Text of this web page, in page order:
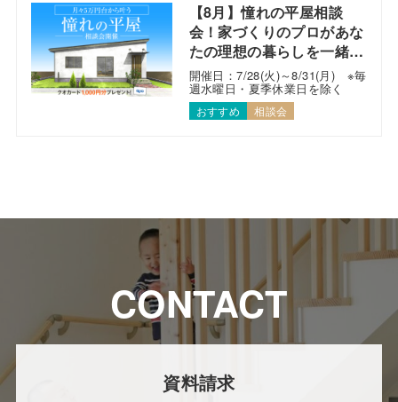
【8月】憧れの平屋相談
会！家づくりのプロがあな
たの理想の暮らしを一緒に
考えます！
開催日：7/28(火)～8/31(月) ※毎
週水曜日・夏季休業日を除く
おすすめ 相談会
CONTACT
資料請求